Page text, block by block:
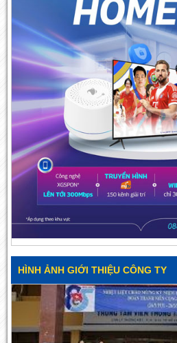
HÌNH ẢNH GIỚI THIỆU CÔNG TY